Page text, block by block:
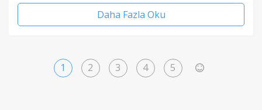
Daha Fazla Oku
1 2 3 4 5